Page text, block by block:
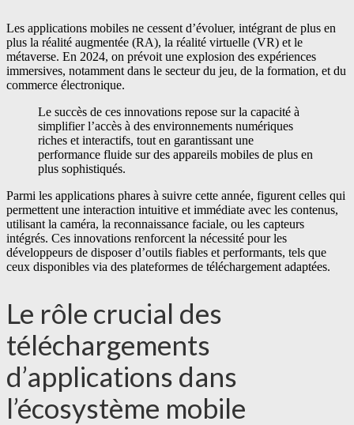
Les applications mobiles ne cessent d’évoluer, intégrant de plus en
plus la réalité augmentée (RA), la réalité virtuelle (VR) et le
métaverse. En 2024, on prévoit une explosion des expériences
immersives, notamment dans le secteur du jeu, de la formation, et du
commerce électronique.
Le succès de ces innovations repose sur la capacité à
simplifier l’accès à des environnements numériques
riches et interactifs, tout en garantissant une
performance fluide sur des appareils mobiles de plus en
plus sophistiqués.
Parmi les applications phares à suivre cette année, figurent celles qui
permettent une interaction intuitive et immédiate avec les contenus,
utilisant la caméra, la reconnaissance faciale, ou les capteurs
intégrés. Ces innovations renforcent la nécessité pour les
développeurs de disposer d’outils fiables et performants, tels que
ceux disponibles via des plateformes de téléchargement adaptées.
Le rôle crucial des
téléchargements
d’applications dans
l’écosystème mobile